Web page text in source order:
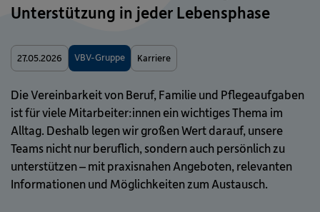
Unterstützung in jeder Lebensphase
27.05.2026 VBV-Gruppe Karriere
Die Vereinbarkeit von Beruf, Familie und Pflegeaufgaben
ist für viele Mitarbeiter:innen ein wichtiges Thema im
Alltag. Deshalb legen wir großen Wert darauf, unsere
Teams nicht nur beruflich, sondern auch persönlich zu
unterstützen – mit praxisnahen Angeboten, relevanten
Informationen und Möglichkeiten zum Austausch.